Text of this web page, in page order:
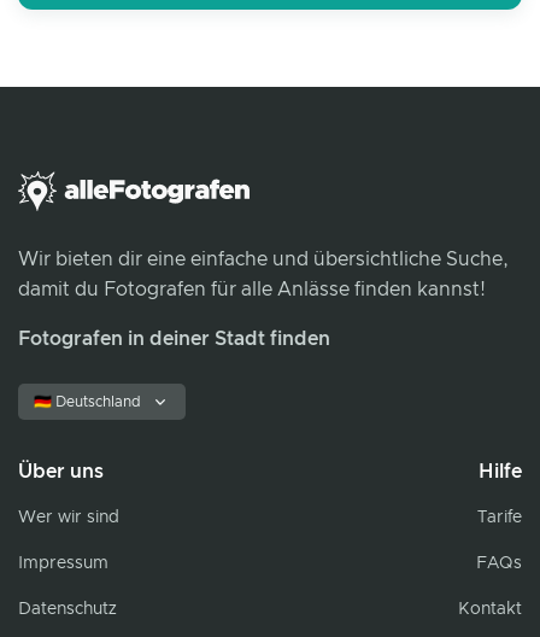
Wir bieten dir eine einfache und übersichtliche Suche,
damit du Fotografen für alle Anlässe finden kannst!
Fotografen in deiner Stadt finden
🇩🇪 Deutschland
Über uns
Wer wir sind
Impressum
Datenschutz
Hilfe
Tarife
FAQs
Kontakt